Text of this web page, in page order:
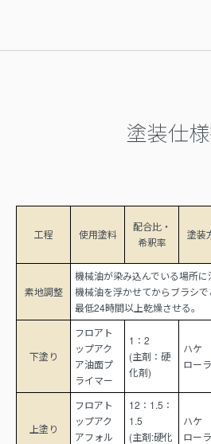
塗装仕
工程 使用塗料
配合比・
希釈率
塗装
素地調整
機械油が染み込んでいる場所
機械油を浮かせてからブラシ
最低24時間以上乾燥させる。
下塗り
フロアト
ップアク
ア油面プ
ライマー
1：2
(主剤：硬
化剤)
ハケ
ロー
上塗り
フロアト
ップアク
アフォル
12：1.5：
1.5
(主剤:硬化
ハケ
ロー